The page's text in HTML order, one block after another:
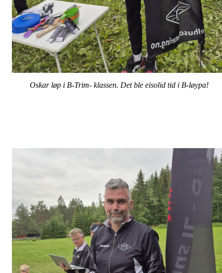
Oskar løp i B-Trim- klassen. Det ble eisolid tid i B-løypa!